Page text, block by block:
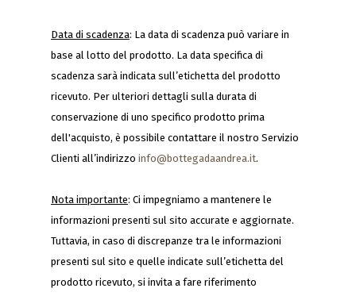
Data di scadenza: La data di scadenza può variare in
base al lotto del prodotto. La data specifica di
scadenza sarà indicata sull’etichetta del prodotto
ricevuto. Per ulteriori dettagli sulla durata di
conservazione di uno specifico prodotto prima
dell'acquisto, è possibile contattare il nostro Servizio
Clienti all’indirizzo info@bottegadaandrea.it.
Nota importante: Ci impegniamo a mantenere le
informazioni presenti sul sito accurate e aggiornate.
Tuttavia, in caso di discrepanze tra le informazioni
presenti sul sito e quelle indicate sull’etichetta del
prodotto ricevuto, si invita a fare riferimento